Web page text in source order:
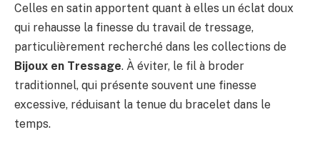
Celles en satin apportent quant à elles un éclat doux
qui rehausse la finesse du travail de tressage,
particulièrement recherché dans les collections de
Bijoux en Tressage. À éviter, le fil à broder
traditionnel, qui présente souvent une finesse
excessive, réduisant la tenue du bracelet dans le
temps.